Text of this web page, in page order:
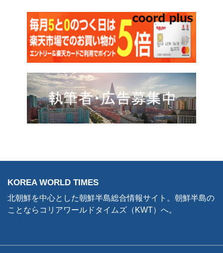
KOREA WORLD TIMES
北朝鮮を中心とした朝鮮半島総合情報サイト。朝鮮半島の
ことならコリアワールドタイムズ（KWT）へ。